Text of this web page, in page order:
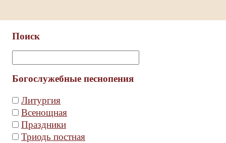
Поиск
Богослужебные песнопения
Литургия
Всенощная
Праздники
Триодь постная